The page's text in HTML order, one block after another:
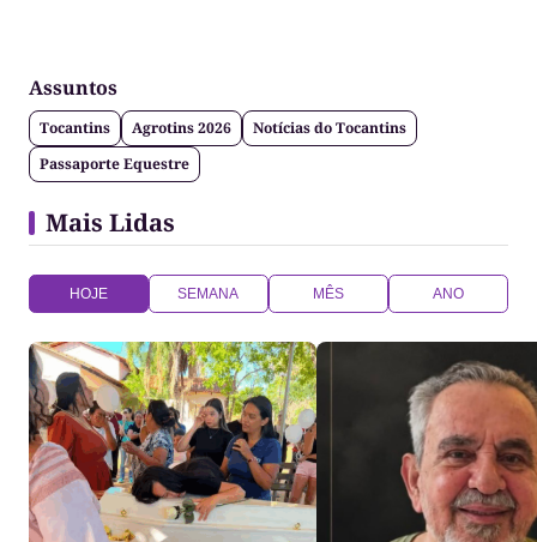
Assuntos
Tocantins Agrotins 2026
Notícias do Tocantins
Passaporte Equestre
Mais Lidas
HOJE SEMANA MÊS ANO